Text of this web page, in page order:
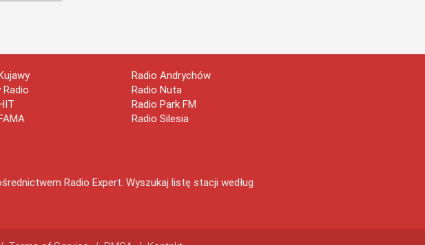
Radio
Radio Andrychów
Radio Nuta
Radio Park FM
Radio Silesia
Radio Expert. Wyszukaj listę stacji według